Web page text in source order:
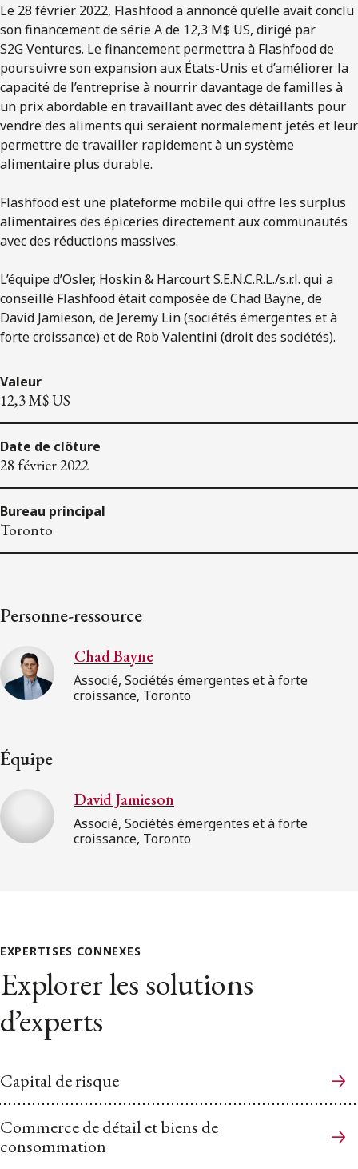
Le 28 février 2022, Flashfood a annoncé qu’elle avait conclu
son financement de série A de 12,3 M$ US, dirigé par
S2G Ventures. Le financement permettra à Flashfood de
poursuivre son expansion aux États-Unis et d’améliorer la
capacité de l’entreprise à nourrir davantage de familles à
un prix abordable en travaillant avec des détaillants pour
vendre des aliments qui seraient normalement jetés et leur
permettre de travailler rapidement à un système
alimentaire plus durable.
Flashfood est une plateforme mobile qui offre les surplus
alimentaires des épiceries directement aux communautés
avec des réductions massives.
L’équipe d’Osler, Hoskin & Harcourt S.E.N.C.R.L./s.r.l. qui a
conseillé Flashfood était composée de Chad Bayne, de
David Jamieson, de Jeremy Lin (sociétés émergentes et à
forte croissance) et de Rob Valentini (droit des sociétés).
Valeur
12,3 M$ US
Date de clôture
28 février 2022
Bureau principal
Toronto
Personne-ressource
Chad Bayne
Associé, Sociétés émergentes et à forte
croissance, Toronto
Équipe
David Jamieson
Associé, Sociétés émergentes et à forte
croissance, Toronto
EXPERTISES CONNEXES
Explorer les solutions
d’experts
Capital de risque
Commerce de détail et biens de
consommation